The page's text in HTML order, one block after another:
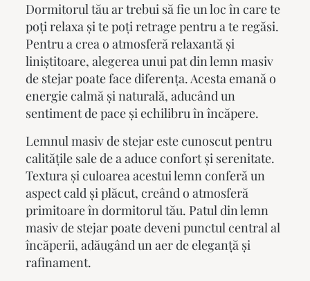
Dormitorul tău ar trebui să fie un loc în care te
poți relaxa și te poți retrage pentru a te regăsi.
Pentru a crea o atmosferă relaxantă și
liniștitoare, alegerea unuipat din lemn masiv
de stejar poate face diferența. Acesta emană o
energie calmă și naturală, aducând un
sentiment de pace și echilibru în încăpere.
Lemnul masiv de stejar este cunoscut pentru
calitățile sale de a aduce confort și serenitate.
Textura și culoarea acestui lemn conferă un
aspect cald și plăcut, creând o atmosferă
primitoare în dormitorul tău. Patul din lemn
masivde stejar poate deveni punctul central al
încăperii, adăugând un aer de eleganță și
rafinament.